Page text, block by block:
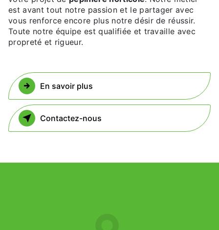
est avant tout notre passion et le partager avec
vous renforce encore plus notre désir de réussir.
Toute notre équipe est qualifiée et travaille avec
propreté et rigueur.
En savoir plus
Contactez-nous